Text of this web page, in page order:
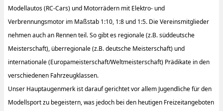
Modellautos (RC-Cars) und Motorrädern mit Elektro- und
Verbrennungsmotor im Maßstab 1:10, 1:8 und 1:5. Die Vereinsmitglieder
nehmen auch an Rennen teil. So gibt es regionale (z.B. süddeutsche
Meisterschaft), überregionale (z.B. deutsche Meisterschaft) und
internationale (Europameisterschaft/Weltmeisterschaft) Prädikate in den
verschiedenen Fahrzeugklassen.
Unser Hauptaugenmerk ist darauf gerichtet vor allem Jugendliche für den
Modellsport zu begeistern, was jedoch bei den heutigen Freizeitangeboten